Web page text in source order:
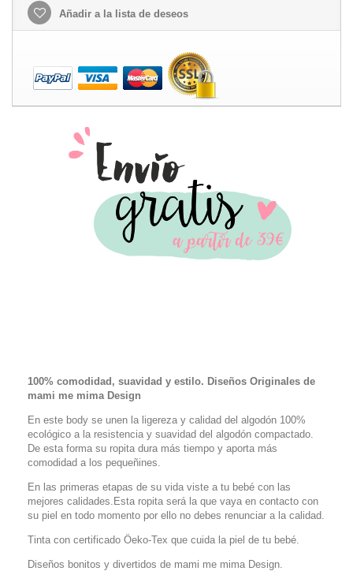
Añadir a la lista de deseos
100% comodidad, suavidad y estilo. Diseños Originales de
mami me mima Design
En este body se unen la ligereza y calidad del algodón 100%
ecológico a la resistencia y suavidad del algodón compactado.
De esta forma su ropita dura más tiempo y aporta más
comodidad a los pequeñines.
En las primeras etapas de su vida viste a tu bebé con las
mejores calidades.Esta ropita será la que vaya en contacto con
su piel en todo momento por ello no debes renunciar a la calidad.
Tinta con certificado Öeko-Tex que cuida la piel de tu bebé.
Diseños bonitos y divertidos de mami me mima Design.